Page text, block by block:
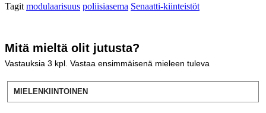
Tagit modulaarisuus poliisiasema Senaatti-kiinteistöt
Mitä mieltä olit jutusta?
Vastauksia 3 kpl. Vastaa ensimmäisenä mieleen tuleva
MIELENKIINTOINEN